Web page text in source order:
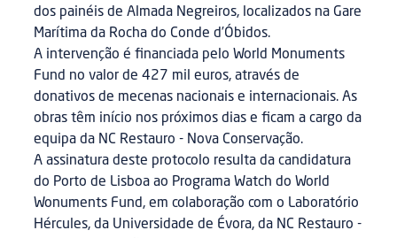
dos painéis de Almada Negreiros, localizados na Gare
Marítima da Rocha do Conde d’Óbidos.
A intervenção é financiada pelo World Monuments
Fund no valor de 427 mil euros, através de
donativos de mecenas nacionais e internacionais. As
obras têm início nos próximos dias e ficam a cargo da
equipa da NC Restauro - Nova Conservação.
A assinatura deste protocolo resulta da candidatura
do Porto de Lisboa ao Programa Watch do World
Wonuments Fund, em colaboração com o Laboratório
Hércules, da Universidade de Évora, da NC Restauro -